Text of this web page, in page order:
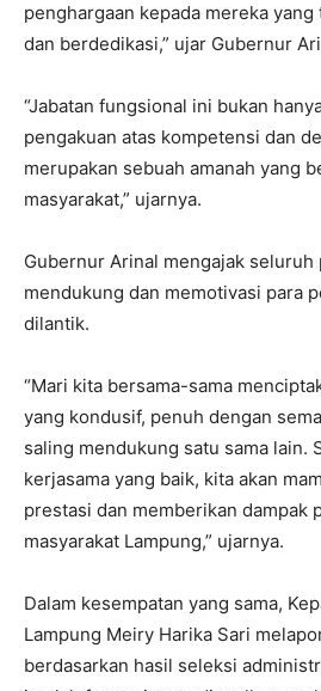
penghargaan kepada mereka
dan berdedikasi,” ujar Gubernur
“Jabatan fungsional ini bukan
pengakuan atas kompetensi dan
merupakan sebuah amanah yang
masyarakat,” ujarnya.
Gubernur Arinal mengajak seluruh
mendukung dan memotivasi para
dilantik.
“Mari kita bersama-sama
yang kondusif, penuh dengan
saling mendukung satu sama lain.
kerjasama yang baik, kita akan
prestasi dan memberikan dampak
masyarakat Lampung,” ujarnya.
Dalam kesempatan yang sama,
Lampung Meiry Harika Sari
berdasarkan hasil seleksi